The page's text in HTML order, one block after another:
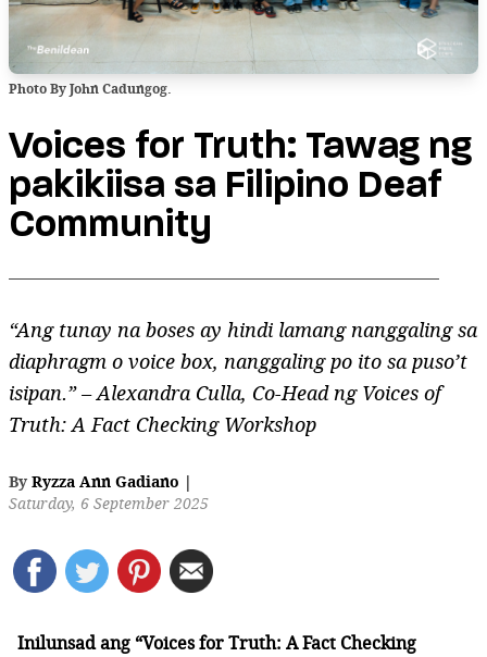
Photo By John Cadungog.
Voices for Truth: Tawag ng
pakikiisa sa Filipino Deaf
Community
“Ang tunay na boses ay hindi lamang nanggaling sa
diaphragm o voice box, nanggaling po ito sa puso’t
isipan.” – Alexandra Culla, Co-Head ng Voices of
Truth: A Fact Checking Workshop
By Ryzza Ann Gadiano |
Saturday, 6 September 2025
Inilunsad ang “Voices for Truth: A Fact Checking